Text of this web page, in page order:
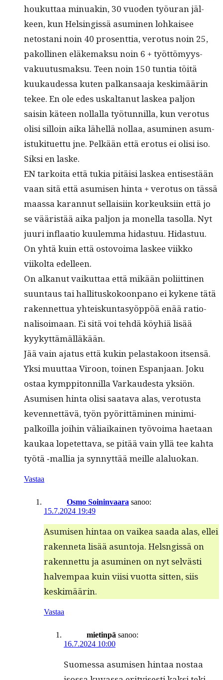
houkut­taa min­u­akin, 30 vuo­den työu­ran jäl­
keen, kun Helsingis­sä asum­i­nen lohkaisee
netostani noin 40 pros­ent­tia, vero­tus noin 25,
pakolli­nen eläke­mak­su noin 6 + työt­tömyys­
vaku­u­tus­mak­su. Teen noin 150 tun­tia töitä
kuukaudessa kuten palka­nsaa­ja keskimäärin
tekee. En ole edes uskaltanut laskea paljon
saisin käteen nol­lal­la työ­tun­nil­la, kun vero­tus
olisi sil­loin aika lähel­lä nol­laa, asum­i­nen asum­
is­tuk­ituet­tu jne. Pelkään että ero­tus ei olisi iso.
Sik­si en laske.
EN tarkoi­ta että tukia pitäisi laskea entis­es­tään
vaan sitä että asumisen hin­ta + vero­tus on tässä
maas­sa karan­nut sel­l­aisi­in korkeuk­si­in että jo
se vääristää aika paljon ja monel­la tasol­la. Nyt
juuri inflaa­tio kuulem­ma hidas­tuu. Hidas­tuu.
On yhtä kuin että ostovoima las­kee viikko
viikol­ta edelleen.
On alka­nut vaikut­taa että mikään poli­it­ti­nen
suun­taus tai hal­li­tuskokoon­pano ei kykene tätä
raken­net­tua yhteiskun­ta­syöp­pöä enää ratio­
nal­isoimaan. Ei sitä voi tehdä köy­hiä lisää
kyykyttämälläkään.
Jää vain aja­tus että kukin pelas­takoon itsen­sä.
Yksi muut­taa Viroon, toinen Espan­jaan. Joku
ostaa kymp­pi­ton­nil­la Varkaud­es­ta yksiön.
Asumisen hin­ta olisi saata­va alas, vero­tus­ta
keven­net­tävä, työn pyörit­tämi­nen min­imi­
palkoil­la joi­hin väli­aikainen työvoima haetaan
kaukaa lopetet­ta­va, se pitää vain yllä tee kah­ta
työtä ‑mallia ja syn­nyt­tää meille alaluokan.
Vastaa
Osmo Soininvaara sanoo:
15.7.2024 19:49
Asumisen hin­taa on vaikea saa­da alas, ellei
raken­neta lisää asun­to­ja. Hel­sngis­sä on
raken­net­tu ja asum­i­nen on nyt selvästi
halvem­paa kuin viisi vuot­ta sit­ten, siis
keskimäärin.
Vastaa
mietinpä sanoo:
16.7.2024 10:00
Suomes­sa asumisen hin­taa nos­taa